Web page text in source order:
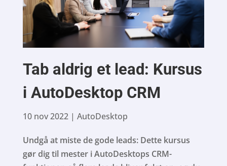
Tab aldrig et lead: Kursus
i AutoDesktop CRM
10 nov 2022| AutoDesktop
Undgå at miste de gode leads: Dette kursus
gør dig til mester i AutoDesktops CRM-